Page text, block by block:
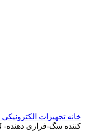
خانه تجهیزات الکترونیکی
کننده سگ-فراری دهنده- AOKEMAN مدل AD-100